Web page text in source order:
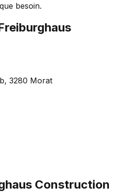
besoin.
3280 Morat
Construction